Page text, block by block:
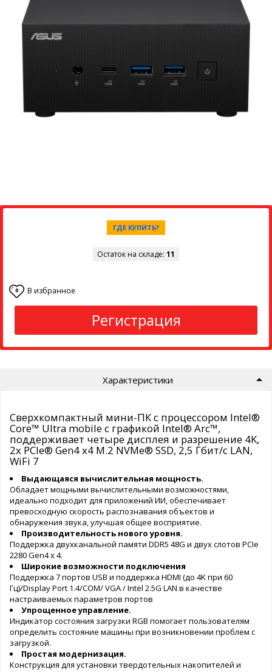
ГДЕ КУПИТЬ?
Остаток на складе: 11
0 В избранное
Регистрация
Характеристики
Сверхкомпактный мини-ПК с процессором Intel®
Core™ Ultra mobile с графикой Intel® Arc™,
поддерживает четыре дисплея и разрешение 4K,
2x PCIe® Gen4 x4 M.2 NVMe® SSD, 2,5 Гбит/с LAN,
WiFi 7
Выдающаяся вычислительная мощность.
Обладает мощными вычислительными возможностями,
идеально подходит для приложений ИИ, обеспечивает
превосходную скорость распознавания объектов и
обнаружения звука, улучшая общее восприятие.
Производительность нового уровня.
Поддержка двухканальной памяти DDR5 48G и двух слотов PCIe
2280 Gen4 x 4.
Широкие возможности подключения
Поддержка 7 портов USB и поддержка HDMI (до 4K при 60
Гц)/Display Port 1.4/COM/ VGA / Intel 2.5G LAN в качестве
настраиваемых параметров портов
Упрощенное управление.
Индикатор состояния загрузки RGB помогает пользователям
определить состояние машины при возникновении проблем с
загрузкой.
Простая модернизация.
Конструкция для установки твердотельных накопителей и